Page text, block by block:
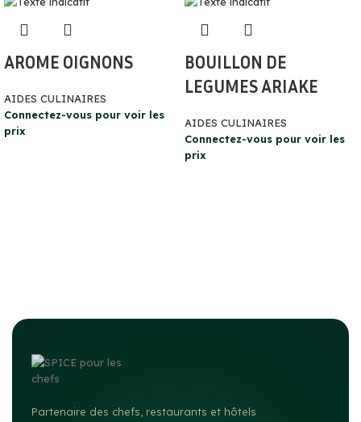
AROME OIGNONS
AIDES CULINAIRES
Connectez-vous pour voir les
prix
BOUILLON DE
LEGUMES ARIAKE
AIDES CULINAIRES
Connectez-vous pour voir les
prix
Partenaire des chefs, restaurants et hôtels